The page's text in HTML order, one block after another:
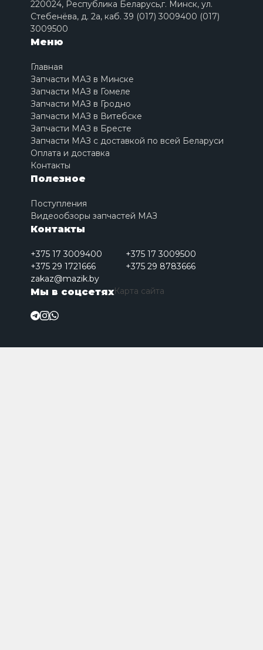
220024, Республика Беларусь,г. Минск, ул.
Стебенёва, д. 2a, каб. 39 (017) 3009400 (017)
3009500
Меню
Главная
Запчасти МАЗ в Минске
Запчасти МАЗ в Гомеле
Запчасти МАЗ в Гродно
Запчасти МАЗ в Витебске
Запчасти МАЗ в Бресте
Запчасти МАЗ с доставкой по всей Беларуси
Оплата и доставка
Контакты
Полезное
Поступления
Видеообзоры запчастей МАЗ
Контакты
+375 17 3009400
+375 17 3009500
+375 29 1721666
+375 29 8783666
zakaz@mazik.by
Мы в соцсетяхКарта сайта